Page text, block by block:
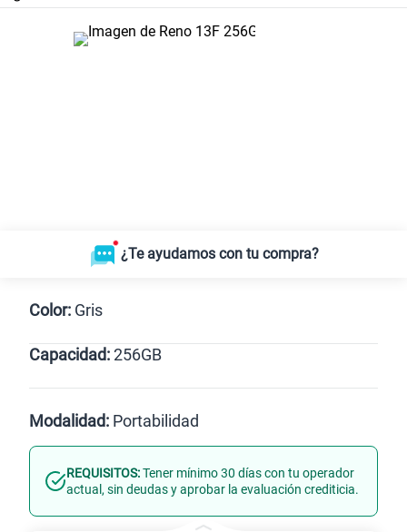
¿Te ayudamos con tu compra?
Color: Gris
Capacidad:256GB
256GB
Modalidad: Portabilidad
Línea Nueva Portabilidad
REQUISITOS:Tener mínimo 30 días con tu operador
actual, sin deudas y aprobar la evaluación crediticia.